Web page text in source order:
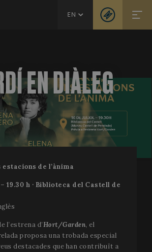
EN
EN DIÀLEG
de l’ànima
19.30 h · Biblioteca del Castell de
l’estrena d’Hort/Garden, el
proposa una trobada especial
destacades que han contribuït a